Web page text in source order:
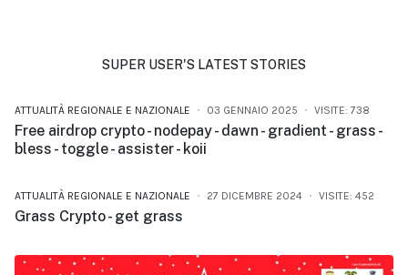
SUPER USER'S LATEST STORIES
ATTUALITÀ REGIONALE E NAZIONALE 03 GENNAIO 2025 VISITE: 738
Free airdrop crypto - nodepay - dawn - gradient - grass -
bless - toggle - assister - koii
ATTUALITÀ REGIONALE E NAZIONALE 27 DICEMBRE 2024 VISITE: 452
Grass Crypto - get grass